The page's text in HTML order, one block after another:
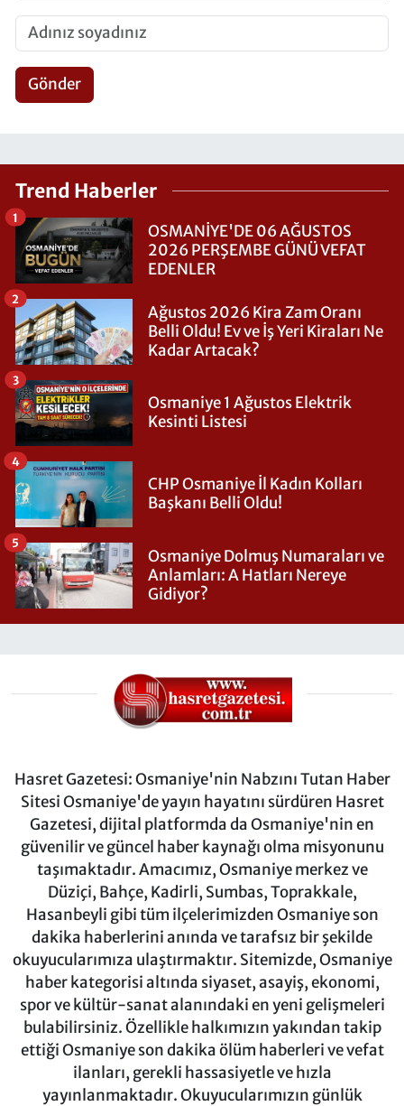
Gönder
Trend Haberler
OSMANİYE'DE 06 AĞUSTOS
2026 PERŞEMBE GÜNÜ VEFAT
EDENLER
1
Ağustos 2026 Kira Zam Oranı
Belli Oldu! Ev ve İş Yeri Kiraları Ne
Kadar Artacak?
2
Osmaniye 1 Ağustos Elektrik
Kesinti Listesi
3
CHP Osmaniye İl Kadın Kolları
Başkanı Belli Oldu!
4
Osmaniye Dolmuş Numaraları ve
Anlamları: A Hatları Nereye
Gidiyor?
5
Hasret Gazetesi: Osmaniye'nin Nabzını Tutan Haber
Sitesi Osmaniye'de yayın hayatını sürdüren Hasret
Gazetesi, dijital platformda da Osmaniye'nin en
güvenilir ve güncel haber kaynağı olma misyonunu
taşımaktadır. Amacımız, Osmaniye merkez ve
Düziçi, Bahçe, Kadirli, Sumbas, Toprakkale,
Hasanbeyli gibi tüm ilçelerimizden Osmaniye son
dakika haberlerini anında ve tarafsız bir şekilde
okuyucularımıza ulaştırmaktır. Sitemizde, Osmaniye
haber kategorisi altında siyaset, asayiş, ekonomi,
spor ve kültür-sanat alanındaki en yeni gelişmeleri
bulabilirsiniz. Özellikle halkımızın yakından takip
ettiği Osmaniye son dakika ölüm haberleri ve vefat
ilanları, gerekli hassasiyetle ve hızla
yayınlanmaktadır. Okuyucularımızın günlük